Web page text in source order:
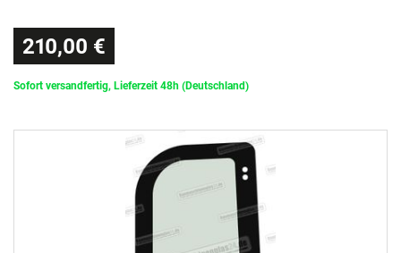
210,00 €
Sofort versandfertig, Lieferzeit 48h (Deutschland)